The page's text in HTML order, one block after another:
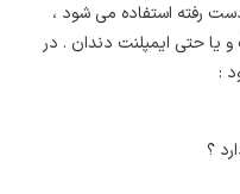
رفته استفاده می شود ،
یا حتی ایمپلنت دندان . در
:
؟